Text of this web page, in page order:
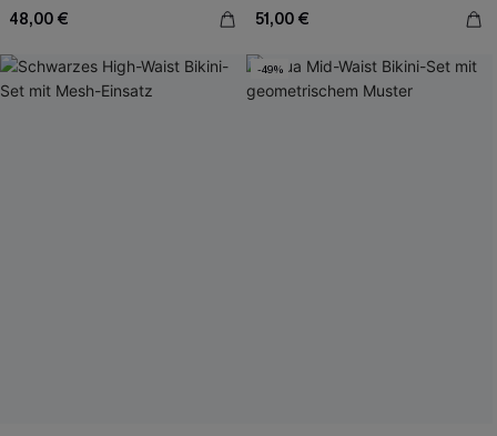
48,00 € 51,00 €
-49%